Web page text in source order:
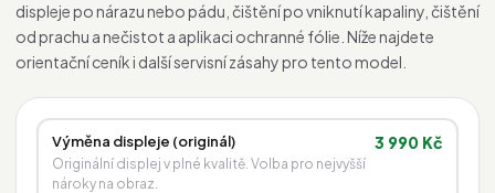
displeje po nárazu nebo pádu, čištění po vniknutí kapaliny, čištění
od prachu a nečistot a aplikaci ochranné fólie. Níže najdete
orientační ceník i další servisní zásahy pro tento model.
Výměna displeje (originál)
Originální displej v plné kvalitě. Volba pro nejvyšší
nároky na obraz.
3 990 Kč